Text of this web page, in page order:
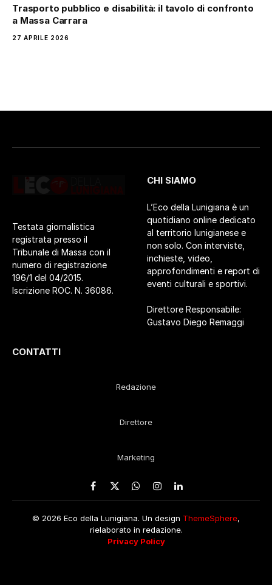
Trasporto pubblico e disabilità: il tavolo di confronto
a Massa Carrara
27 APRILE 2026
Testata giornalistica
registrata presso il
Tribunale di Massa con il
numero di registrazione
196/1 del 04/2015.
Iscrizione ROC. N. 36086.
CHI SIAMO
L’Eco della Lunigiana è un
quotidiano online dedicato
al territorio lunigianese e
non solo. Con interviste,
inchieste, video,
approfondimenti e report di
eventi culturali e sportivi.
Direttore Responsabile:
Gustavo Diego Remaggi
CONTATTI
Redazione
Direttore
Marketing
Facebook
X
WhatsApp
Instagram
LinkedIn
© 2026 Eco della Lunigiana. Un design ThemeSphere,
rielaborato in redazione.
Privacy Policy